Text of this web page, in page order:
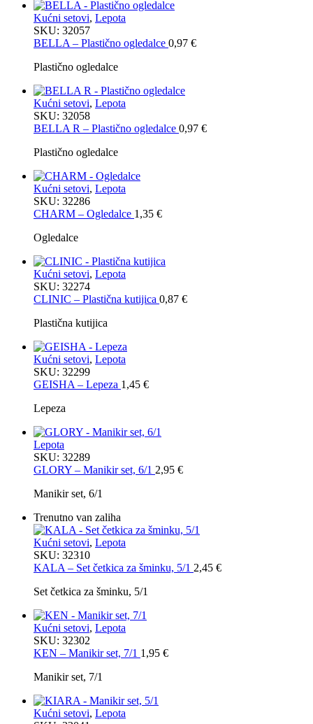
Kućni setovi, Lepota
SKU: 32057
BELLA – Plastično ogledalce 0,97 €
Plastično ogledalce
Kućni setovi, Lepota
SKU: 32058
BELLA R – Plastično ogledalce 0,97 €
Plastično ogledalce
Kućni setovi, Lepota
SKU: 32286
CHARM – Ogledalce 1,35 €
Ogledalce
Kućni setovi, Lepota
SKU: 32274
CLINIC – Plastična kutijica 0,87 €
Plastična kutijica
Kućni setovi, Lepota
SKU: 32299
GEISHA – Lepeza 1,45 €
Lepeza
Lepota
SKU: 32289
GLORY – Manikir set, 6/1 2,95 €
Manikir set, 6/1
Trenutno van zaliha
Kućni setovi, Lepota
SKU: 32310
KALA – Set četkica za šminku, 5/1 2,45 €
Set četkica za šminku, 5/1
Kućni setovi, Lepota
SKU: 32302
KEN – Manikir set, 7/1 1,95 €
Manikir set, 7/1
Kućni setovi, Lepota